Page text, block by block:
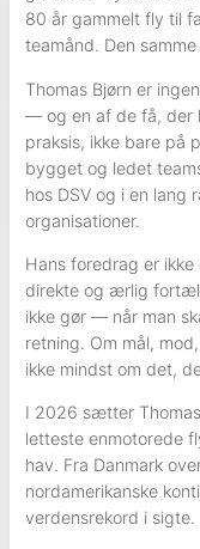
80 år gammelt fly til
teamånd. Den
Thomas Bjørn er
— og en af de få, der
praksis, ikke bare på
bygget og ledet
hos DSV og i en
organisationer.
Hans foredrag er
direkte og ærlig
ikke gør — når man
retning. Om mål,
ikke mindst om det,
I 2026 sætter
letteste enmotorede
hav. Fra Danmark
nordamerikanske
verdensrekord i sigte.